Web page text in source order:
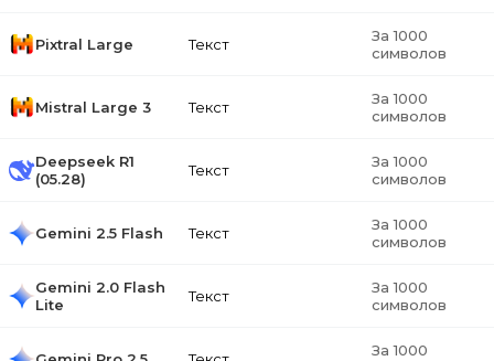
Pixtral Large Текст
За 1000
символов
Mistral Large 3 Текст
За 1000
символов
Deepseek R1
(05.28)
Текст
За 1000
символов
Gemini 2.5 Flash Текст
За 1000
символов
Gemini 2.0 Flash
Lite
Текст
За 1000
символов
За 1000